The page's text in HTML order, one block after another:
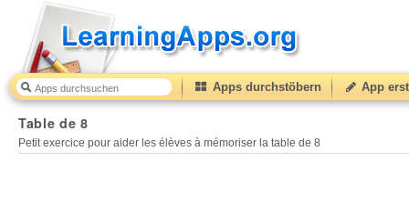
Apps durchstöbern App
Table de 8
Petit exercice pour aider les élèves à mémoriser la table de 8